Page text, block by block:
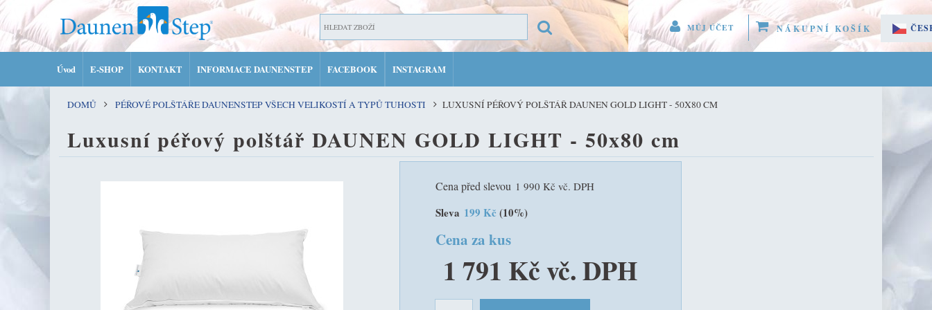
NÁKUPNÍ KOŠÍK
MŮJ ÚČET
PŘIHLÁSIT SE
MŮJ ÚČET
Úvod E-SHOP KONTAKT INFORMACE DAUNENSTEP FACEBOOK INSTAGRAM
 MENU 
DOMŮ PÉŘOVÉ POLŠTÁŘE DAUNENSTEP VŠECH VELIKOSTÍ A TYPŮ TUHOSTI LUXUSNÍ PÉŘOVÝ POLŠTÁŘ DAUNEN GOLD LIGHT - 50X80 CM
Luxusní péřový polštář DAUNEN GOLD LIGHT - 50x80 cm
Cena před slevou 1 990 Kč vč. DPH
Sleva 199 Kč (10%)
Cena za kus
1 791 Kč vč. DPH